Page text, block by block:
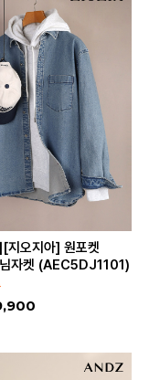
오지아] 원포켓
자켓 (AEC5DJ1101)